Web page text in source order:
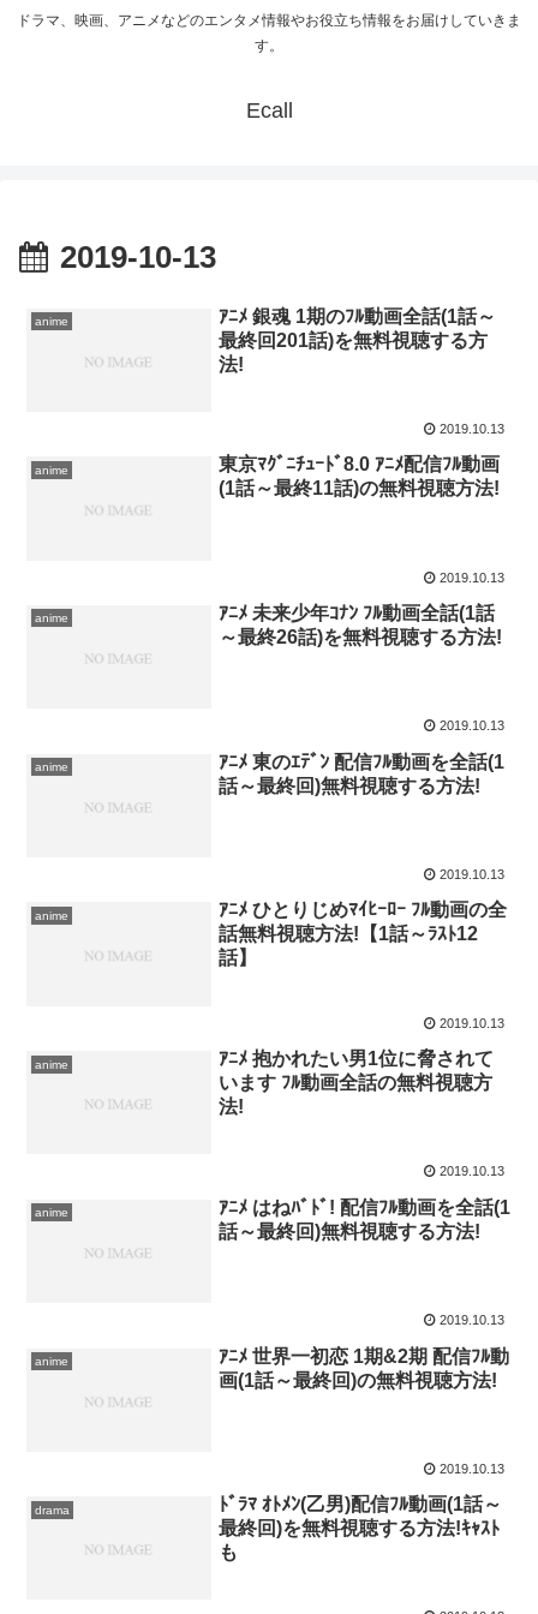
ドラマ、映画、アニメなどのエンタメ情報やお役立ち情報をお届けしていきま
す。
Ecall
2019-10-13
anime
ｱﾆﾒ 銀魂 1期のﾌﾙ動画全話(1話～
最終回201話)を無料視聴する方
法!
2019.10.13
anime
東京ﾏｸﾞﾆﾁｭｰﾄﾞ8.0 ｱﾆﾒ配信ﾌﾙ動画
(1話～最終11話)の無料視聴方法!
2019.10.13
anime
ｱﾆﾒ 未来少年ｺﾅﾝ ﾌﾙ動画全話(1話
～最終26話)を無料視聴する方法!
2019.10.13
anime
ｱﾆﾒ 東のｴﾃﾞﾝ 配信ﾌﾙ動画を全話(1
話～最終回)無料視聴する方法!
2019.10.13
anime
ｱﾆﾒ ひとりじめﾏｲﾋｰﾛｰ ﾌﾙ動画の全
話無料視聴方法!【1話～ﾗｽﾄ12
話】
2019.10.13
anime
ｱﾆﾒ 抱かれたい男1位に脅されて
います ﾌﾙ動画全話の無料視聴方
法!
2019.10.13
anime
ｱﾆﾒ はねﾊﾞﾄﾞ! 配信ﾌﾙ動画を全話(1
話～最終回)無料視聴する方法!
2019.10.13
anime
ｱﾆﾒ 世界一初恋 1期&2期 配信ﾌﾙ動
画(1話～最終回)の無料視聴方法!
2019.10.13
drama
ﾄﾞﾗﾏ ｵﾄﾒﾝ(乙男)配信ﾌﾙ動画(1話～
最終回)を無料視聴する方法!ｷｬｽﾄ
も